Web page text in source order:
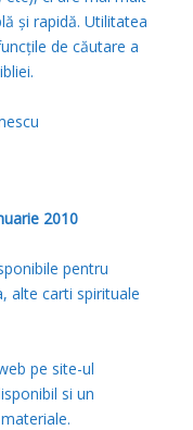
şi rapidă. Utilitatea
de căutare a
2010
pentru
alte carti spirituale
pe site-ul
si un